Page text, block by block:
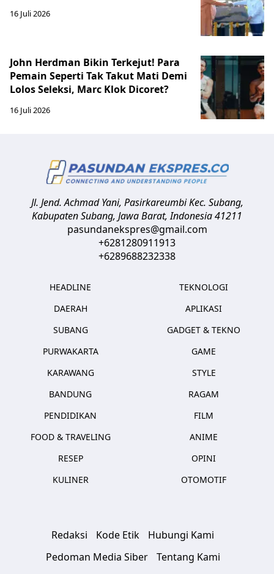
16 Juli 2026
John Herdman Bikin Terkejut! Para
Pemain Seperti Tak Takut Mati Demi
Lolos Seleksi, Marc Klok Dicoret?
16 Juli 2026
Jl. Jend. Achmad Yani, Pasirkareumbi Kec. Subang,
Kabupaten Subang, Jawa Barat,Indonesia41211
pasundanekspres@gmail.com
+6281280911913
+6289688232338
HEADLINE
DAERAH
SUBANG
PURWAKARTA
KARAWANG
BANDUNG
PENDIDIKAN
FOOD & TRAVELING
RESEP
KULINER
TEKNOLOGI
APLIKASI
GADGET & TEKNO
GAME
STYLE
RAGAM
FILM
ANIME
OPINI
OTOMOTIF
Redaksi Kode Etik
Hubungi Kami
Pedoman Media Siber
Tentang Kami